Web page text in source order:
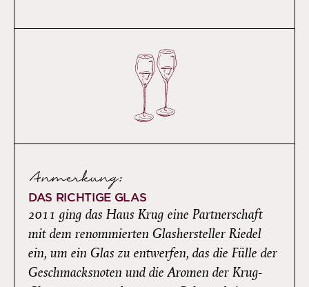
Anmerkung:
DAS RICHTIGE GLAS
2011 ging das Haus Krug eine Partnerschaft
mit dem renommierten Glashersteller Riedel
ein, um ein Glas zu entwerfen, das die Fülle der
Geschmacksnoten und die Aromen der Krug-